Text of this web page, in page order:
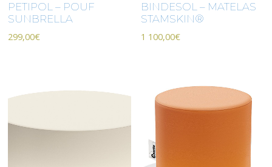
PETIPOL – POUF
SUNBRELLA
299,00€
BINDESOL – MATELAS
STAMSKIN®
1 100,00€